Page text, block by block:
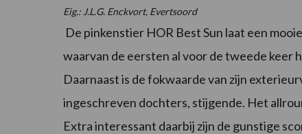
Eig.: J.L.G. Enckvort, Evertsoord
De pinkenstier HOR Best Sun laat een
waarvan de eersten al voor de tweede
Daarnaast is de fokwaarde van zijn
ingeschreven dochters, stijgende. Het
Extra interessant daarbij zijn de gunstige